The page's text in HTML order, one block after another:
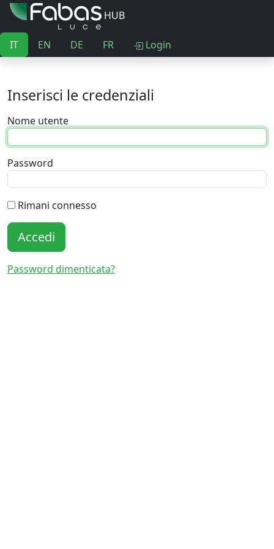
HUB
IT EN DE FR Login
Inserisci le credenziali
Nome utente
Password
Rimani connesso
Accedi
Password dimenticata?